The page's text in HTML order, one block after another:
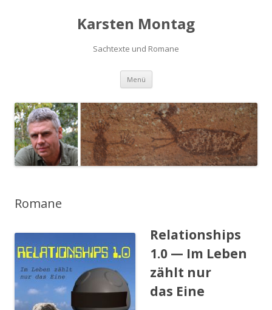
Karsten Montag
Sachtexte und Romane
Menü Zum
springen
Romane
Relationships
1.0 — Im Leben
zählt nur
das Eine